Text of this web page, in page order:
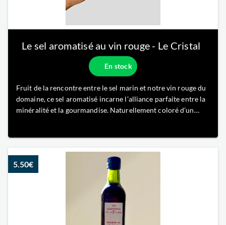
Le sel aromatisé au vin rouge - Le Cristal
En stock
Fruit de la rencontre entre le sel marin et notre vin rouge du
domaine, ce sel aromatisé incarne l’alliance parfaite entre la
minéralité et la gourmandise. Naturellement coloré d’un
5.50€